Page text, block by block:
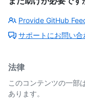
Provide GitHub
サポートにお問い
法律
このコンテンツの一部
あります。